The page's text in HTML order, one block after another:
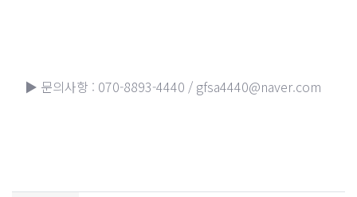
▶ 문의사항 : 070-8893-4440 / gfsa4440@naver.com